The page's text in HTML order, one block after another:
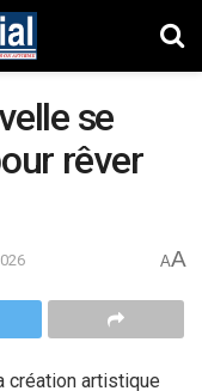
se
rêver
AA
création artistique